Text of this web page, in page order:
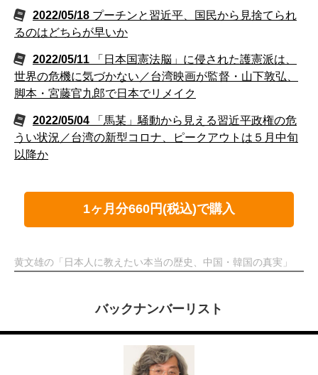
2022/05/18 プーチンと習近平、国民から見捨てられ
るのはどちらが早いか
2022/05/11
「日本国憲法脳」に侵された護憲派は、
世界の危機に気づかない／台湾映画が監督・山下敦弘、
脚本・宮藤官九郎で日本でリメイク
2022/05/04
「馬某」騒動から見える習近平政権の危
うい状況／台湾の新型コロナ、ピークアウトは５月中旬
以降か
1ヶ月分660円(税込)で購入
黄文雄の「日本人に教えたい本当の歴史、中国・韓国の真実」
バックナンバーリスト